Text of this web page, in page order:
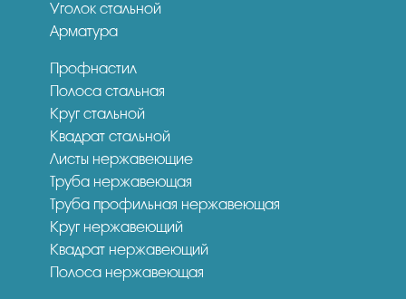
Уголок стальной
Арматура
Профнастил
Полоса стальная
Круг стальной
Квадрат стальной
Листы нержавеющие
Труба нержавеющая
Труба профильная нержавеющая
Круг нержавеющий
Квадрат нержавеющий
Полоса нержавеющая